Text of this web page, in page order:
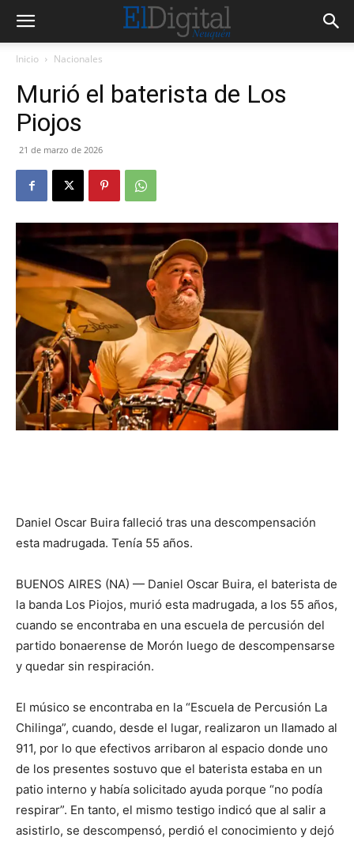
Inicio Nacionales
Murió el baterista de Los
Piojos
21 de marzo de 2026
Daniel Oscar Buira falleció tras una descompensación
esta madrugada. Tenía 55 años.
BUENOS AIRES (NA) — Daniel Oscar Buira, el baterista de
la banda Los Piojos, murió esta madrugada, a los 55 años,
cuando se encontraba en una escuela de percusión del
partido bonaerense de Morón luego de descompensarse
y quedar sin respiración.
El músico se encontraba en la “Escuela de Percusión La
Chilinga”, cuando, desde el lugar, realizaron un llamado al
911, por lo que efectivos arribaron al espacio donde uno
de los presentes sostuvo que el baterista estaba en un
patio interno y había solicitado ayuda porque “no podía
respirar”. En tanto, el mismo testigo indicó que al salir a
asistirlo, se descompensó, perdió el conocimiento y dejó